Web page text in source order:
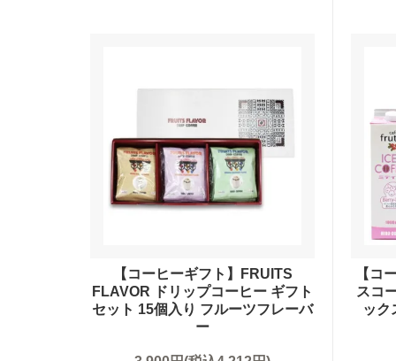
【コーヒーギフト】FRUITS
FLAVOR ドリップコーヒー ギフト
セット 15個入り フルーツフレーバ
ー
【コ
スコ
ック